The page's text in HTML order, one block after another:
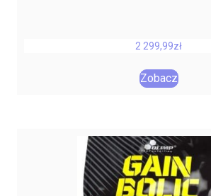
2 299,99zł
Zobacz